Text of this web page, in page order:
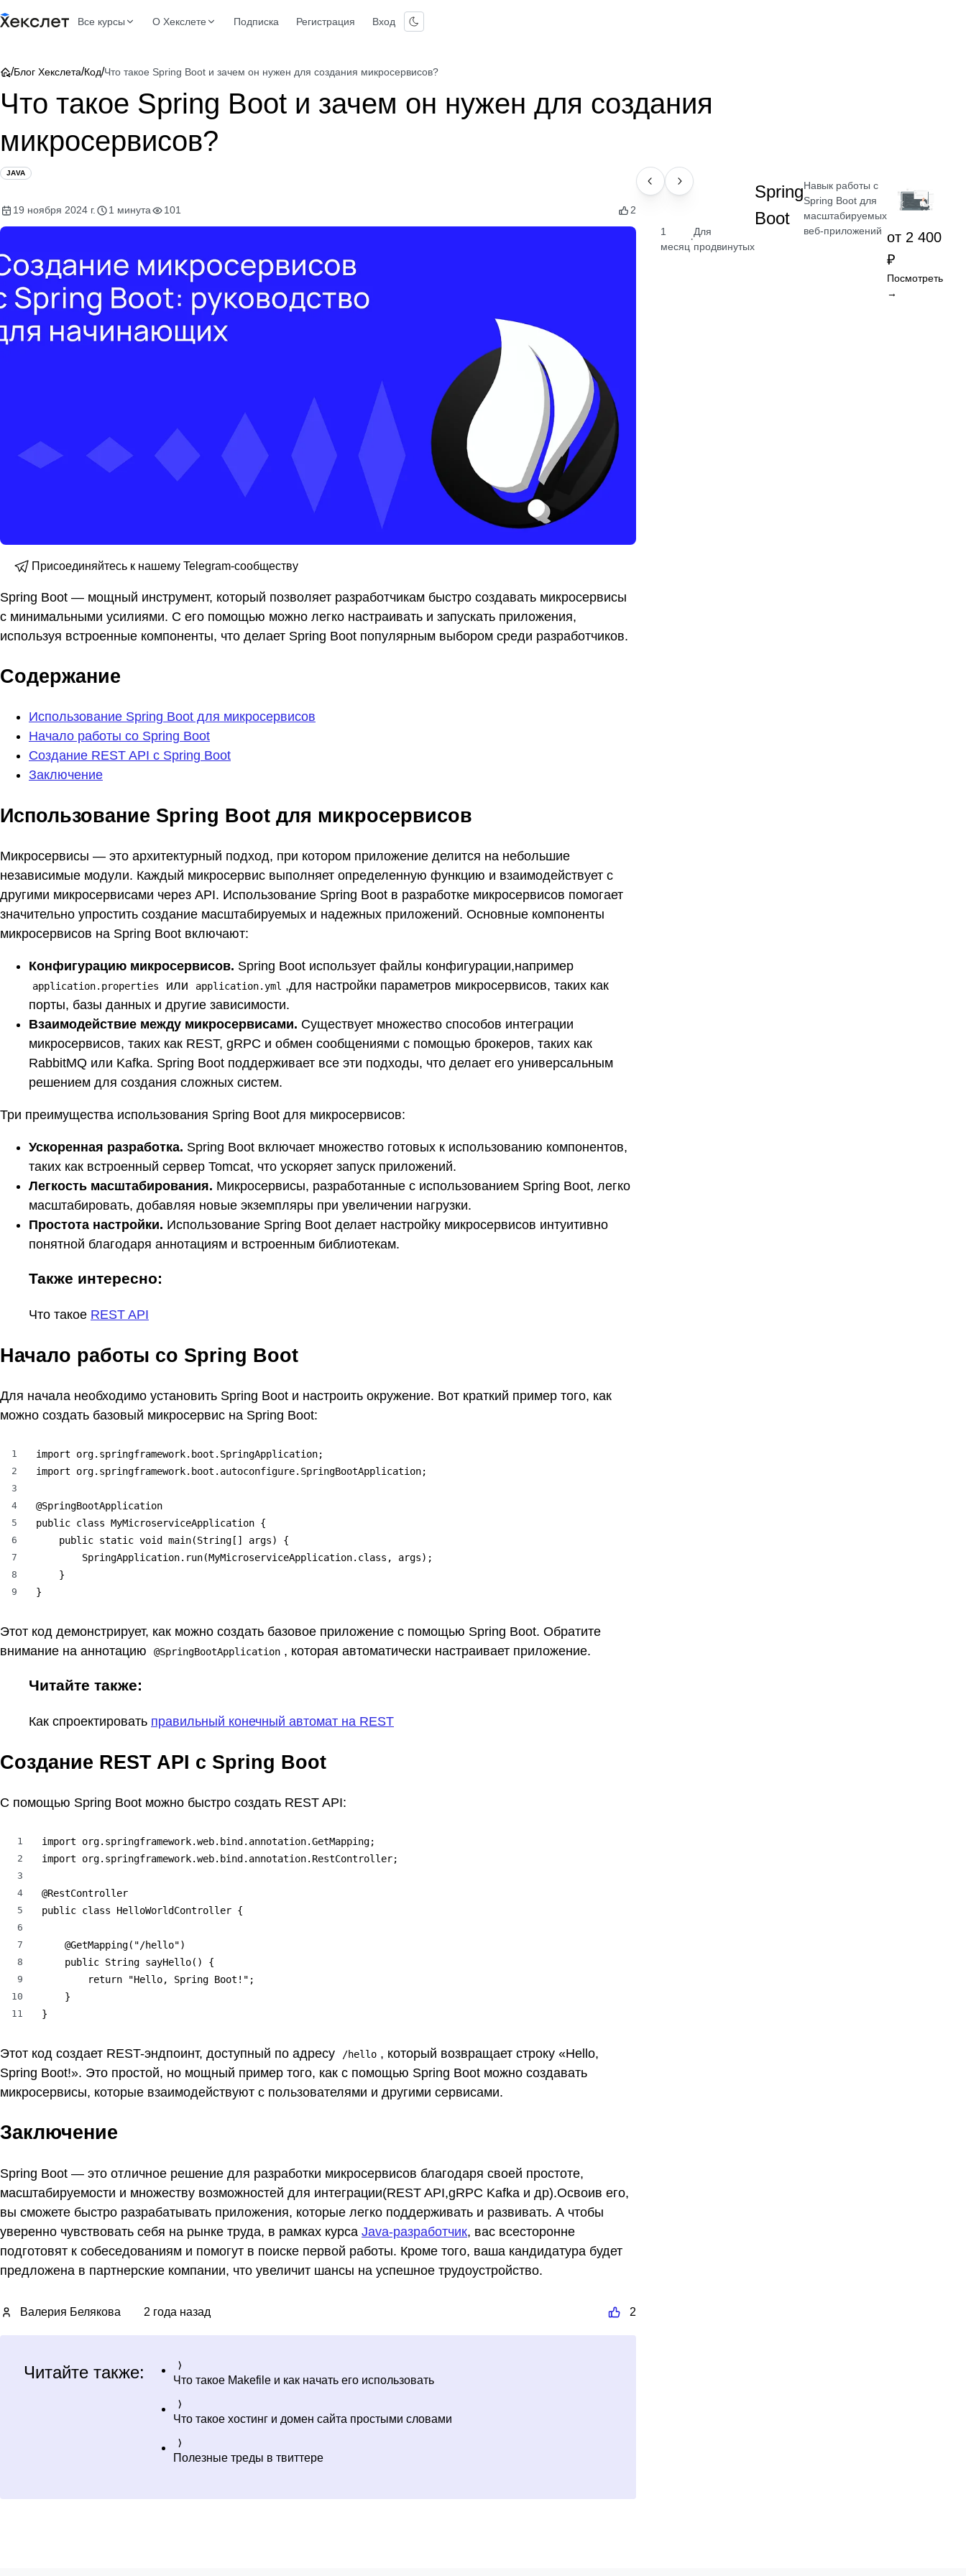
Все курсы О Хекслете Подписка Регистрация Вход
/Блог Хекслета/Код/Что такое Spring Boot и зачем он нужен для создания микросервисов?
Что такое Spring Boot и зачем он нужен для создания
микросервисов?
JAVA
19 ноября 2024 г. 1 минута 101 2
Присоединяйтесь к нашему Telegram-сообществу
Spring Boot — мощный инструмент, который позволяет разработчикам быстро создавать микросервисы
с минимальными усилиями. С его помощью можно легко настраивать и запускать приложения,
используя встроенные компоненты, что делает Spring Boot популярным выбором среди разработчиков.
Содержание
Использование Spring Boot для микросервисов
Начало работы со Spring Boot
Создание REST API с Spring Boot
Заключение
Использование Spring Boot для микросервисов
Микросервисы — это архитектурный подход, при котором приложение делится на небольшие
независимые модули. Каждый микросервис выполняет определенную функцию и взаимодействует с
другими микросервисами через API. Использование Spring Boot в разработке микросервисов помогает
значительно упростить создание масштабируемых и надежных приложений. Основные компоненты
микросервисов на Spring Boot включают:
Конфигурацию микросервисов. Spring Boot использует файлы конфигурации,например
application.properties или application.yml ,для настройки параметров микросервисов, таких как
порты, базы данных и другие зависимости.
Взаимодействие между микросервисами. Существует множество способов интеграции
микросервисов, таких как REST, gRPC и обмен сообщениями с помощью брокеров, таких как
RabbitMQ или Kafka. Spring Boot поддерживает все эти подходы, что делает его универсальным
решением для создания сложных систем.
Три преимущества использования Spring Boot для микросервисов:
Ускоренная разработка. Spring Boot включает множество готовых к использованию компонентов,
таких как встроенный сервер Tomcat, что ускоряет запуск приложений.
Легкость масштабирования. Микросервисы, разработанные с использованием Spring Boot, легко
масштабировать, добавляя новые экземпляры при увеличении нагрузки.
Простота настройки. Использование Spring Boot делает настройку микросервисов интуитивно
понятной благодаря аннотациям и встроенным библиотекам.
Также интересно:
Что такое REST API
Начало работы со Spring Boot
Для начала необходимо установить Spring Boot и настроить окружение. Вот краткий пример того, как
можно создать базовый микросервис на Spring Boot:
1
2
3
4
5
6
7
8
9
import org.springframework.boot.SpringApplication;
import org.springframework.boot.autoconfigure.SpringBootApplication;
@SpringBootApplication
public class MyMicroserviceApplication {
    public static void main(String[] args) {
        SpringApplication.run(MyMicroserviceApplication.class, args);
    }
}
Этот код демонстрирует, как можно создать базовое приложение с помощью Spring Boot. Обратите
внимание на аннотацию
@SpringBootApplication , которая автоматически настраивает приложение.
Читайте также:
Как спроектировать правильный конечный автомат на REST
Создание REST API с Spring Boot
С помощью Spring Boot можно быстро создать REST API:
1
2
3
4
5
6
7
8
9
10
11
import org.springframework.web.bind.annotation.GetMapping;
import org.springframework.web.bind.annotation.RestController;
@RestController
public class HelloWorldController {
    @GetMapping("/hello")
    public String sayHello() {
        return "Hello, Spring Boot!";
    }
}
Этот код создает REST-эндпоинт, доступный по адресу /hello , который возвращает строку «Hello,
Spring Boot!». Это простой, но мощный пример того, как с помощью Spring Boot можно создавать
микросервисы, которые взаимодействуют с пользователями и другими сервисами.
Заключение
Spring Boot — это отличное решение для разработки микросервисов благодаря своей простоте,
масштабируемости и множеству возможностей для интеграции(REST API,gRPC Kafka и др).Освоив его,
вы сможете быстро разрабатывать приложения, которые легко поддерживать и развивать. А чтобы
уверенно чувствовать себя на рынке труда, в рамках курса Java-разработчик, вас всесторонне
подготовят к собеседованиям и помогут в поиске первой работы. Кроме того, ваша кандидатура будет
предложена в партнерские компании, что увеличит шансы на успешное трудоустройство.
Валерия Белякова 2 года назад 2
Читайте также: Что такое Makefile и как начать его использовать
Что такое хостинг и домен сайта простыми словами
Полезные треды в твиттере
НАВЫК
1
месяц
·
Для
продвинутых
Spring
Boot
Навык работы с
Spring Boot для
масштабируемых
веб-приложений от 2 400
₽
Посмотреть
→